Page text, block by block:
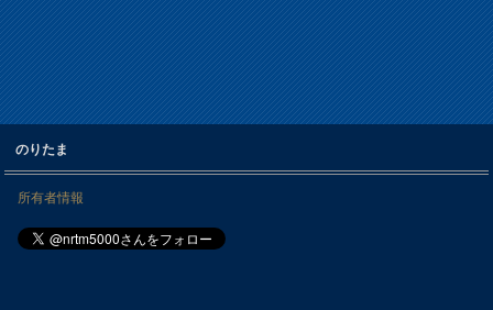
のりたま
所有者情報